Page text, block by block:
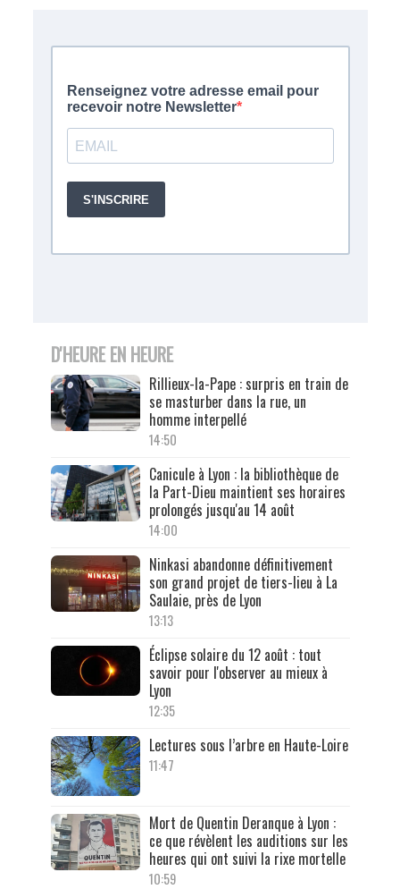
D'HEURE EN HEURE
Rillieux-la-Pape : surpris en train de
se masturber dans la rue, un
homme interpellé
14:50
Canicule à Lyon : la bibliothèque de
la Part-Dieu maintient ses horaires
prolongés jusqu'au 14 août
14:00
Ninkasi abandonne définitivement
son grand projet de tiers-lieu à La
Saulaie, près de Lyon
13:13
Éclipse solaire du 12 août : tout
savoir pour l'observer au mieux à
Lyon
12:35
Lectures sous l’arbre en Haute-Loire
11:47
Mort de Quentin Deranque à Lyon :
ce que révèlent les auditions sur les
heures qui ont suivi la rixe mortelle
10:59